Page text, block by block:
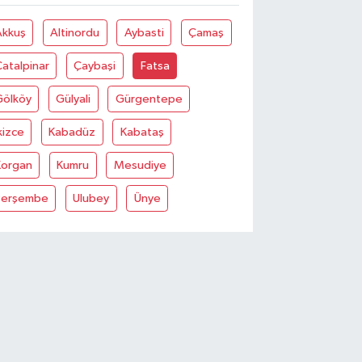
Altinordu Aybasti Çamaş
Çaybaşi Fatsa
Gülyali Gürgentepe
Kabadüz Kabataş
Kumru Mesudiye
Ulubey Ünye